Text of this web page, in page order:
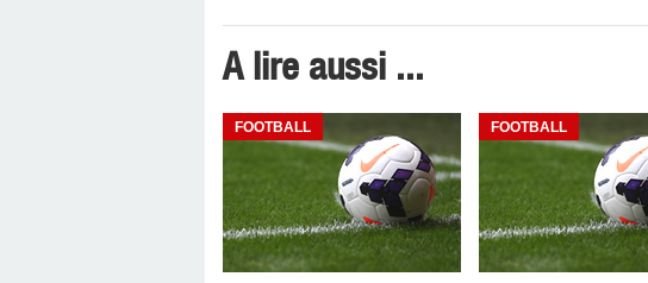
A lire aussi ...
FOOTBALL FOOTBALL